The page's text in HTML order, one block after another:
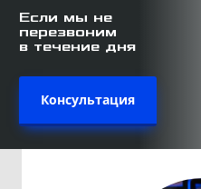
Если мы не
перезвоним
в течение дня
Консультация